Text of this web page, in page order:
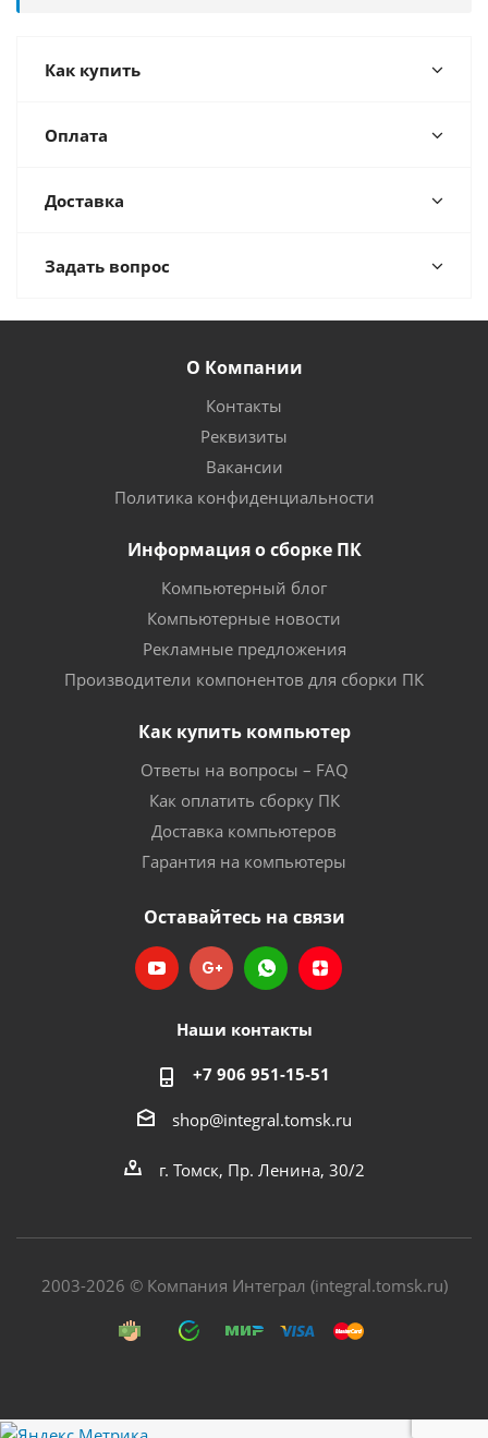
Как купить
Оплата
Доставка
Задать вопрос
О Компании
Контакты
Реквизиты
Вакансии
Политика конфиденциальности
Информация о сборке ПК
Компьютерный блог
Компьютерные новости
Рекламные предложения
Производители компонентов для сборки ПК
Как купить компьютер
Ответы на вопросы – FAQ
Как оплатить сборку ПК
Доставка компьютеров
Гарантия на компьютеры
Оставайтесь на связи
Наши контакты
+7 906 951-15-51
shop@integral.tomsk.ru
г. Томск, Пр. Ленина, 30/2
2003-2026 © Компания Интеграл (integral.tomsk.ru)